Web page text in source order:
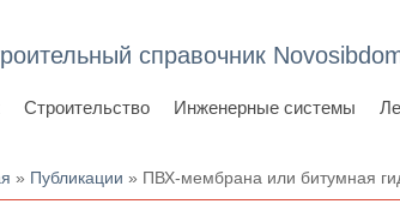
справочник
Строительство Инженерные системы
» Публикации » ПВХ-мембрана или битумная